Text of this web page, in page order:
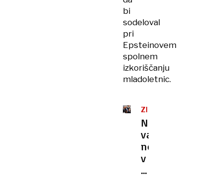
bi
sodeloval
pri
Epsteinovem
spolnem
izkoriščanju
mladoletnic.
ZDA
Novi
val
norosti
v
aferi